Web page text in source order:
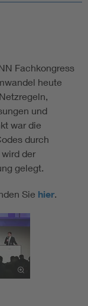
Fachkongress
heute
und
war die
durch
der
gelegt.
Sie hier.